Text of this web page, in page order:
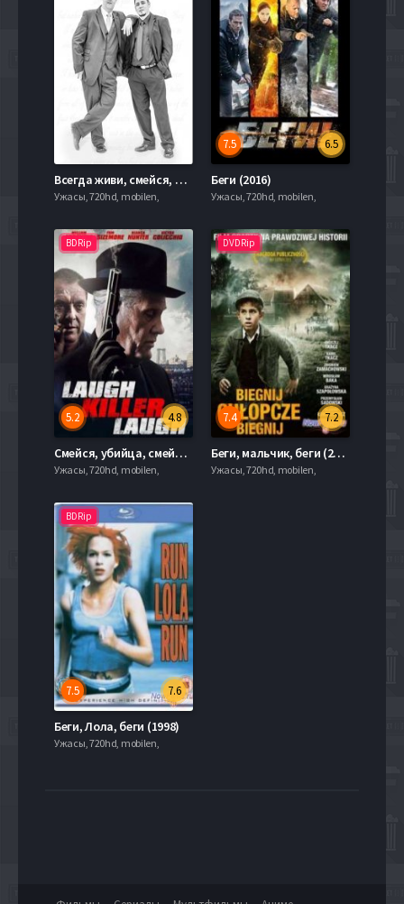
Всегда живи, смейся, люби (2020)
Ужасы, 720hd, mobilen,
6.5
7.5
Беги (2016)
Ужасы, 720hd, mobilen,
BDRip
4.8
5.2
Смейся, убийца, смейся (2015)
Ужасы, 720hd, mobilen,
DVDRip
7.2
7.4
Беги, мальчик, беги (2013)
Ужасы, 720hd, mobilen,
BDRip
7.6
7.5
Беги, Лола, беги (1998)
Ужасы, 720hd, mobilen,